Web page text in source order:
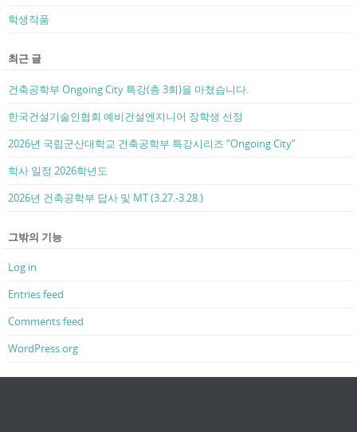
학생작품
최근 글
건축공학부 Ongoing City 특강(총 3회)을 마쳤습니다.
한국건설기술인협회 예비건설엔지니어 장학생 선정
2026년 국립군산대학교 건축공학부 특강시리즈 “Ongoing City”
학사 일정 2026학년도
2026년 건축공학부 답사 및 MT (3.27.-3.28.)
그밖의 기능
Log in
Entries feed
Comments feed
WordPress.org